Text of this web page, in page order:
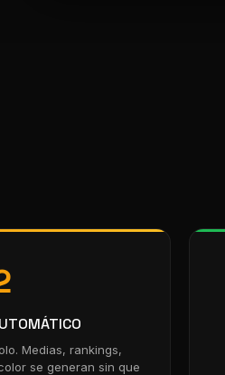
Medias, rankings,
se generan sin que